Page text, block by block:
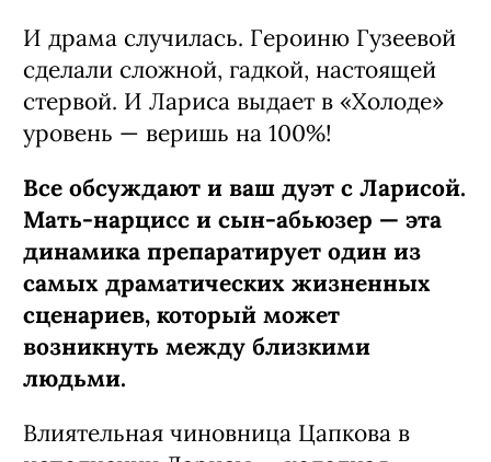
И драма случилась. Героиню Гузеевой
сделали сложной, гадкой, настоящей
стервой. И Лариса выдает в «Холоде»
уровень — веришь на 100%!
Все обсуждают и ваш дуэт с Ларисой.
Мать-нарцисс и сын-абьюзер — эта
динамика препаратирует один из
самых драматических жизненных
сценариев, который может
возникнуть между близкими
людьми.
Влиятельная чиновница Цапкова в